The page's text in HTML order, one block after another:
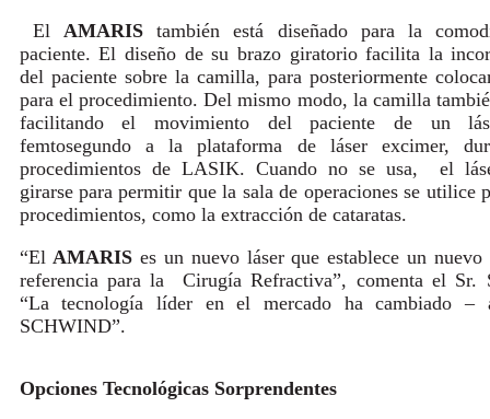
El AMARIS
también está diseñado para la
paciente. El diseño de su brazo giratorio facilita la
del paciente sobre la camilla, para posteriormente
para el procedimiento. Del mismo modo, la camilla
facilitando el movimiento del paciente de un
femtosegundo a la plataforma de láser excimer,
procedimientos de LASIK. Cuando no se usa, el
girarse para permitir que la sala de operaciones se utilice
procedimientos, como la extracción de cataratas.
“ElAMARIS es un nuevo láser que establece un nuevo
referencia para la Cirugía Refractiva”, comenta el Sr.
“La tecnología líder en el mercado ha cambiado –
SCHWIND”.
Opciones Tecnológicas Sorprendentes